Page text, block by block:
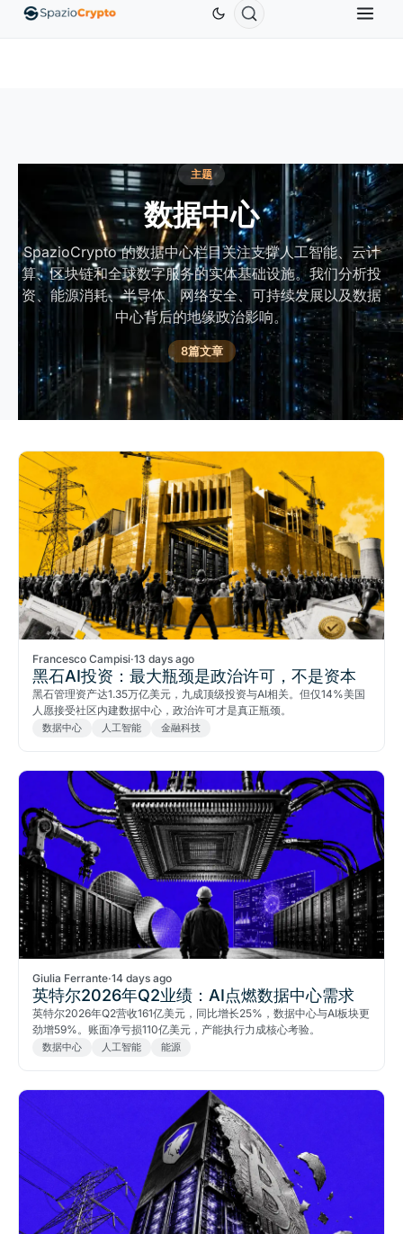
EthereumETHUS$1,880.58 Tether USDTUS$0.9991 BNB
主题
数据中心
SpazioCrypto 的数据中心栏目关注支撑人工智能、云计
算、区块链和全球数字服务的实体基础设施。我们分析投
资、能源消耗、半导体、网络安全、可持续发展以及数据
中心背后的地缘政治影响。
8篇文章
Francesco Campisi·13 days ago
黑石AI投资：最大瓶颈是政治许可，不是资本
黑石管理资产达1.35万亿美元，九成顶级投资与AI相关。但仅14%美国
人愿接受社区内建数据中心，政治许可才是真正瓶颈。
数据中心 人工智能 金融科技
Giulia Ferrante·14 days ago
英特尔2026年Q2业绩：AI点燃数据中心需求
英特尔2026年Q2营收161亿美元，同比增长25%，数据中心与AI板块更
劲增59%。账面净亏损110亿美元，产能执行力成核心考验。
数据中心 人工智能 能源